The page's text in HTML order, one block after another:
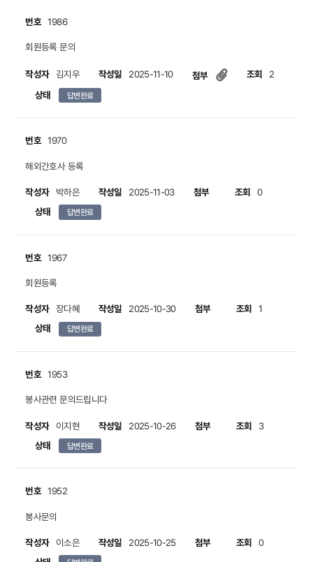
번호 1986
회원등록 문의
작성자 김지우 작성일 2025-11-10 첨부 조회 2
상태 답변완료
번호 1970
해외간호사 등록
작성자 박하은 작성일 2025-11-03 첨부 조회 0
상태 답변완료
번호 1967
회원등록
작성자 장다혜 작성일 2025-10-30 첨부 조회 1
상태 답변완료
번호 1953
봉사관련 문의드립니다
작성자 이지현 작성일 2025-10-26 첨부 조회 3
상태 답변완료
번호 1952
봉사문의
작성자 이소은 작성일 2025-10-25 첨부 조회 0